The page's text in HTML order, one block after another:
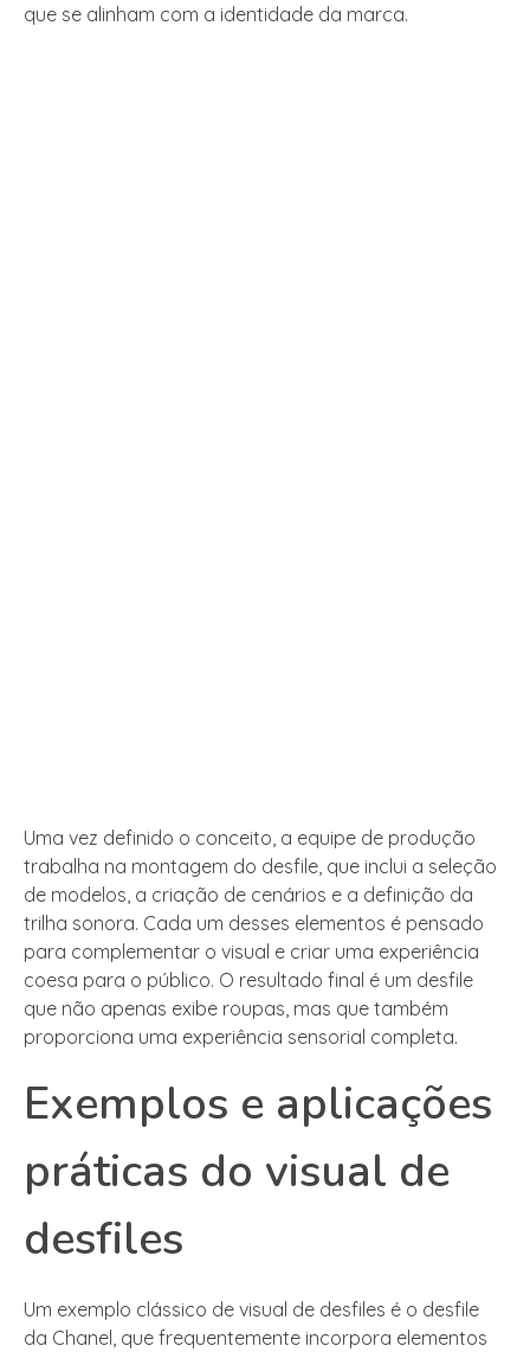
que se alinham com a identidade da marca.
Uma vez definido o conceito, a equipe de produção
trabalha na montagem do desfile, que inclui a seleção
de modelos, a criação de cenários e a definição da
trilha sonora. Cada um desses elementos é pensado
para complementar o visual e criar uma experiência
coesa para o público. O resultado final é um desfile
que não apenas exibe roupas, mas que também
proporciona uma experiência sensorial completa.
Exemplos e aplicações
práticas do visual de
desfiles
Um exemplo clássico de visual de desfiles é o desfile
da Chanel, que frequentemente incorpora elementos